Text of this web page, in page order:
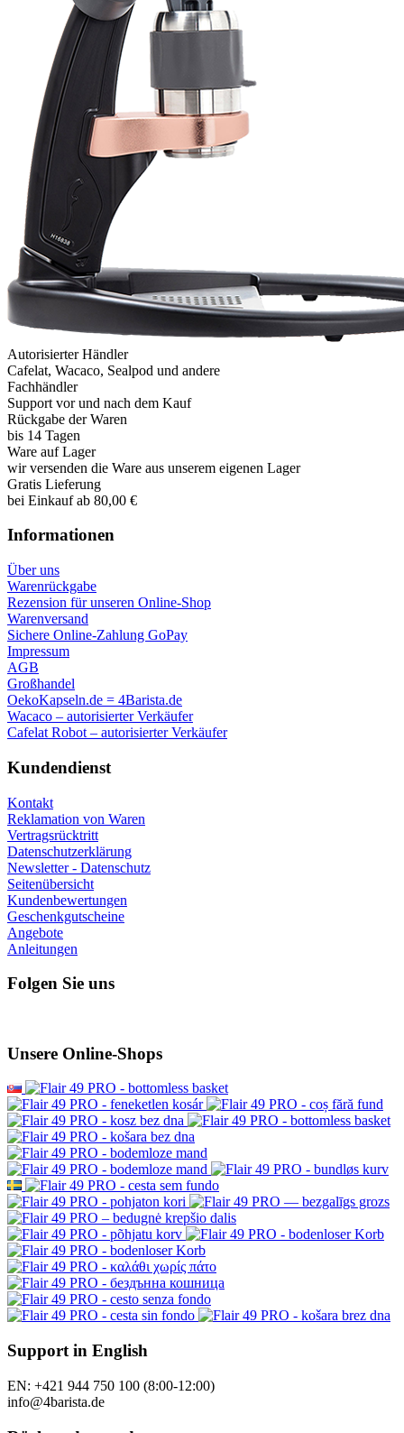
Autorisierter Händler
Cafelat, Wacaco, Sealpod und andere
Fachhändler
Support vor und nach dem Kauf
Rückgabe der Waren
bis 14 Tagen
Ware auf Lager
wir versenden die Ware aus unserem eigenen Lager
Gratis Lieferung
bei Einkauf ab 80,00 €
Informationen
Über uns
Warenrückgabe
Rezension für unseren Online-Shop
Warenversand
Sichere Online-Zahlung GoPay
Impressum
AGB
Großhandel
OekoKapseln.de = 4Barista.de
Wacaco – autorisierter Verkäufer
Cafelat Robot – autorisierter Verkäufer
Kundendienst
Kontakt
Reklamation von Waren
Vertragsrücktritt
Datenschutzerklärung
Newsletter - Datenschutz
Seitenübersicht
Kundenbewertungen
Geschenkgutscheine
Angebote
Anleitungen
Folgen Sie uns
Unsere Online-Shops
Support in English
EN: +421 944 750 100 (8:00-12:00)
info@4barista.de